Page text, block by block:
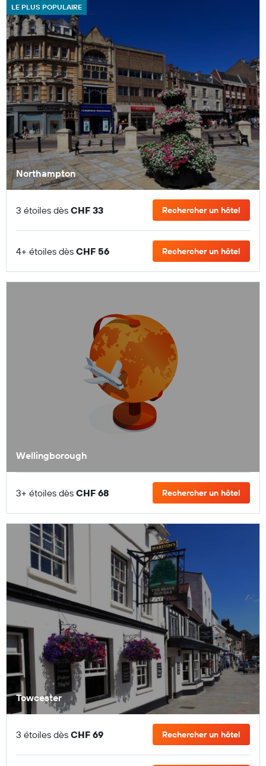
LE PLUS POPULAIRE
Northampton
3 étoiles dès CHF 33 Rechercher un hôtel
4+ étoiles dès CHF 56 Rechercher un hôtel
Wellingborough
3+ étoiles dès CHF 68 Rechercher un hôtel
Towcester
3 étoiles dès CHF 69 Rechercher un hôtel